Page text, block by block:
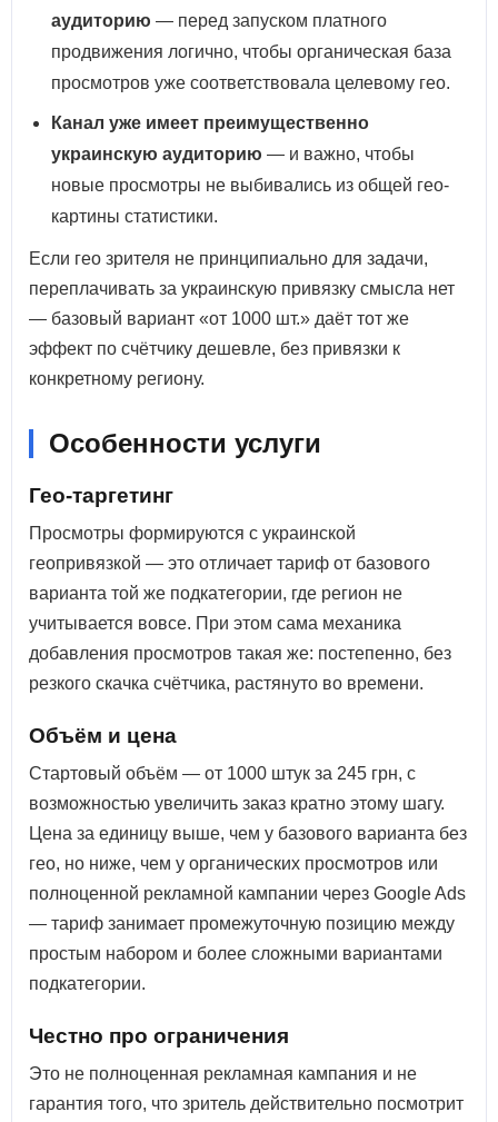
аудиторию — перед запуском платного
продвижения логично, чтобы органическая база
просмотров уже соответствовала целевому гео.
Канал уже имеет преимущественно
украинскую аудиторию — и важно, чтобы
новые просмотры не выбивались из общей гео-
картины статистики.
Если гео зрителя не принципиально для задачи,
переплачивать за украинскую привязку смысла нет
— базовый вариант «от 1000 шт.» даёт тот же
эффект по счётчику дешевле, без привязки к
конкретному региону.
Особенности услуги
Гео-таргетинг
Просмотры формируются с украинской
геопривязкой — это отличает тариф от базового
варианта той же подкатегории, где регион не
учитывается вовсе. При этом сама механика
добавления просмотров такая же: постепенно, без
резкого скачка счётчика, растянуто во времени.
Объём и цена
Стартовый объём — от 1000 штук за 245 грн, с
возможностью увеличить заказ кратно этому шагу.
Цена за единицу выше, чем у базового варианта без
гео, но ниже, чем у органических просмотров или
полноценной рекламной кампании через Google Ads
— тариф занимает промежуточную позицию между
простым набором и более сложными вариантами
подкатегории.
Честно про ограничения
Это не полноценная рекламная кампания и не
гарантия того, что зритель действительно посмотрит